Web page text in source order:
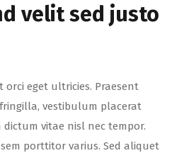
velit sed justo
orci eget ultricies. Praesent
vestibulum placerat
vitae nisl nec tempor.
porttitor varius. Sed aliquet